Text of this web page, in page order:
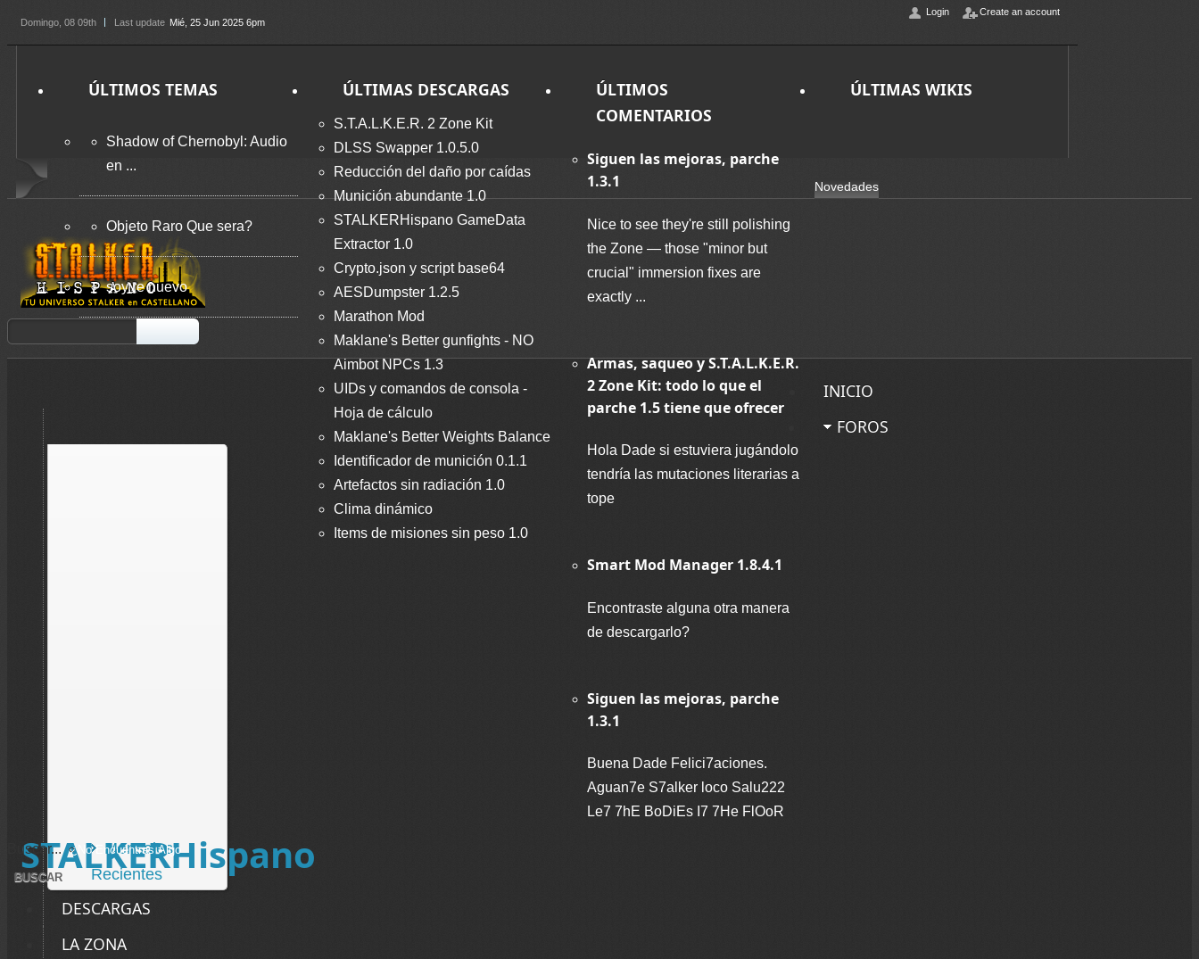
ÚLTIMOS TEMAS
Shadow of Chernobyl: Audio
en ...
Objeto Raro Que sera?
soy re nuevo
ÚLTIMAS DESCARGAS
S.T.A.L.K.E.R. 2 Zone Kit
DLSS Swapper 1.0.5.0
Reducción del daño por caídas
Munición abundante 1.0
STALKERHispano GameData
Extractor 1.0
Crypto.json y script base64
AESDumpster 1.2.5
Marathon Mod
Maklane's Better gunfights - NO
Aimbot NPCs 1.3
UIDs y comandos de consola -
Hoja de cálculo
Maklane's Better Weights Balance
Identificador de munición 0.1.1
Artefactos sin radiación 1.0
Clima dinámico
Items de misiones sin peso 1.0
ÚLTIMOS
COMENTARIOS
Siguen las mejoras, parche
1.3.1
Nice to see they're still polishing
the Zone — those "minor but
crucial" immersion fixes are
exactly ...
Armas, saqueo y S.T.A.L.K.E.R.
2 Zone Kit: todo lo que el
parche 1.5 tiene que ofrecer
Hola Dade si estuviera jugándolo
tendría las mutaciones literarias a
tope
Smart Mod Manager 1.8.4.1
Encontraste alguna otra manera
de descargarlo?
Siguen las mejoras, parche
1.3.1
Buena Dade Felici7aciones.
Aguan7e S7alker loco Salu222
Le7 7hE BoDiEs I7 7He FlOoR
ÚLTIMAS WIKIS
Novedades
STALKERHispano
Buscar...
Domingo , 08 09th Last update Mié, 25 Jun 2025 6pm
Login Create an account
INICIO
FOROS
Mensajes
Recientes
DESCARGAS
LA ZONA